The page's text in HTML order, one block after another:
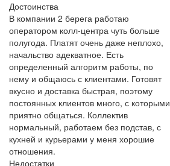
Достоинства
В компании 2 берега работаю
оператором колл-центра чуть больше
полугода. Платят очень даже неплохо,
начальство адекватное. Есть
определенный алгоритм работы, по
нему и общаюсь с клиентами. Готовят
вкусно и доставка быстрая, поэтому
постоянных клиентов много, с которыми
приятно общаться. Коллектив
нормальный, работаем без подстав, с
кухней и курьерами у меня хорошие
отношения.
Недостатки